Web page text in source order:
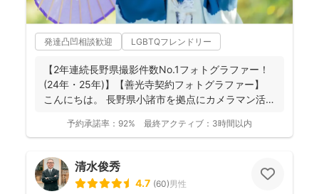
発達凸凹相談歓迎 LGBTQフレンドリー
【2年連続長野県撮影件数No.1フォトグラファー！
(24年・25年)】【善光寺契約フォトグラファー】
こんにちは。 長野県小諸市を拠点にカメラマン活
予約承諾率： 92% 最終アクティブ： 3時間以内
清水俊秀
4.7 (60)男性